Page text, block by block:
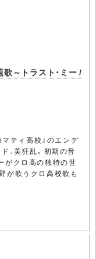
～トラスト・ミー /
ティ高校』のエンデ
、美狂乱。初期の音
がクロ高の独特の世
が歌うクロ高校歌も